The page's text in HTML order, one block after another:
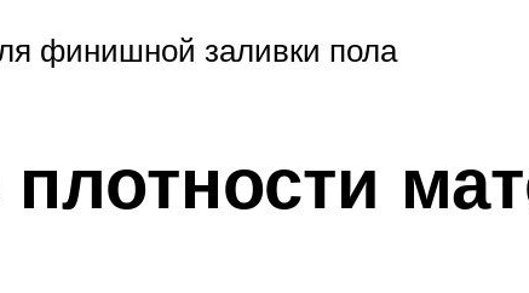
финишной заливки пола